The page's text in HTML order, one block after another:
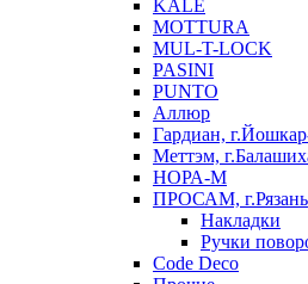
KALE
MOTTURA
MUL-T-LOCK
PASINI
PUNTO
Аллюр
Гардиан,
Меттэм,
НОРА-М
ПРОСАМ, г.Рязань
Накладки
Ручки
Code Deco